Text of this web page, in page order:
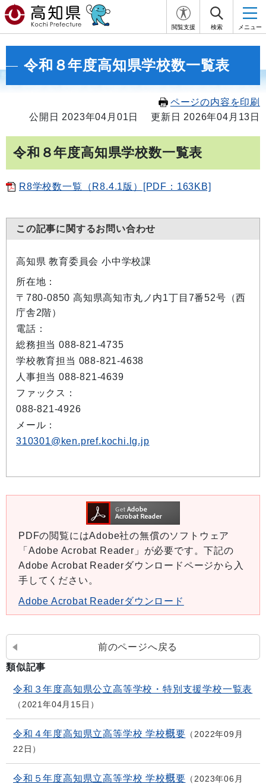
閲覧支援 検索 メニュー
令和８年度高知県学校数一覧表
ページの内容を印刷
公開日 2023年04月01日
更新日 2026年04月13日
令和８年度高知県学校数一覧表
R8学校数一覧（R8.4.1版）[PDF：163KB]
この記事に関するお問い合わせ
高知県 教育委員会 小中学校課
所在地：
〒780-0850 高知県高知市丸ノ内1丁目7番52号（西
庁舎2階）
電話：
総務担当 088-821-4735
学校教育担当 088-821-4638
人事担当 088-821-4639
ファックス：
088-821-4926
メール：
310301@ken.pref.kochi.lg.jp
PDFの閲覧にはAdobe社の無償のソフトウェア
「Adobe Acrobat Reader」が必要です。下記の
Adobe Acrobat Readerダウンロードページから入
手してください。
Adobe Acrobat Readerダウンロード
前のページへ戻る
類似記事
令和３年度高知県公立高等学校・特別支援学校一覧表
2021年04月15日
令和４年度高知県立高等学校 学校概要
2022年09月
22日
令和５年度高知県立高等学校 学校概要
2023年06月